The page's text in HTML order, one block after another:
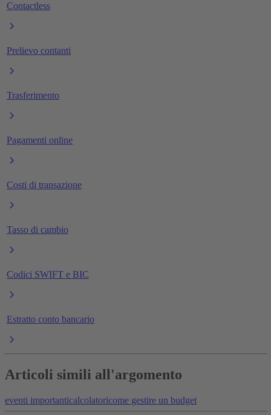
Contactless
Prelievo contanti
Trasferimento
Pagamenti online
Costi di transazione
Tasso di cambio
Codici SWIFT e BIC
Estratto conto bancario
Articoli simili all'argomento
eventi importanticalcolatoricome gestire un budget